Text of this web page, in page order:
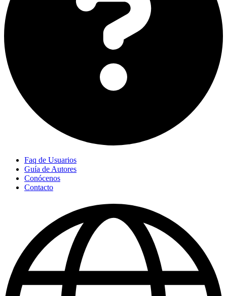
Faq de Usuarios
Guía de Autores
Conócenos
Contacto